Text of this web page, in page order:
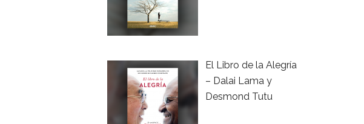
El Libro de la Alegría
– Dalai Lama y
Desmond Tutu